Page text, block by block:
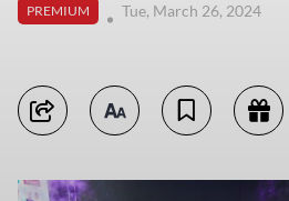
PREMIUM
Tue, March 26, 2024